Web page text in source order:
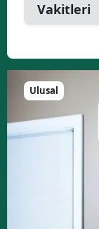
Vakitleri
Ulusal